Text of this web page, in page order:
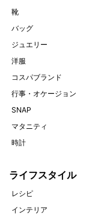
靴
バッグ
ジュエリー
洋服
コスパブランド
行事・オケージョン
SNAP
マタニティ
時計
ライフスタイル
レシピ
インテリア